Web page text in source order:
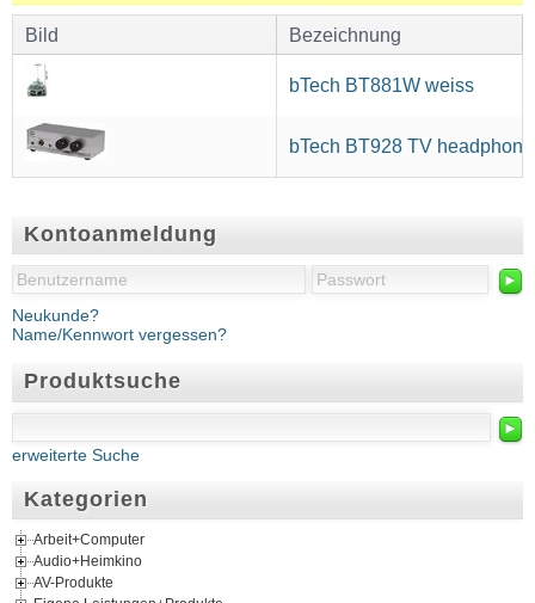
Kontoanmeldung
►
Neukunde?
Name/Kennwort vergessen?
Produktsuche
►
erweiterte Suche
Kategorien
Arbeit+Computer
Audio+Heimkino
AV-Produkte
Bild Bezeichnung
bTech BT881W weiss
bTech BT928 TV